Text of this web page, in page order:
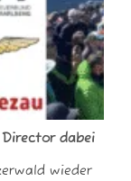
dabei
wieder